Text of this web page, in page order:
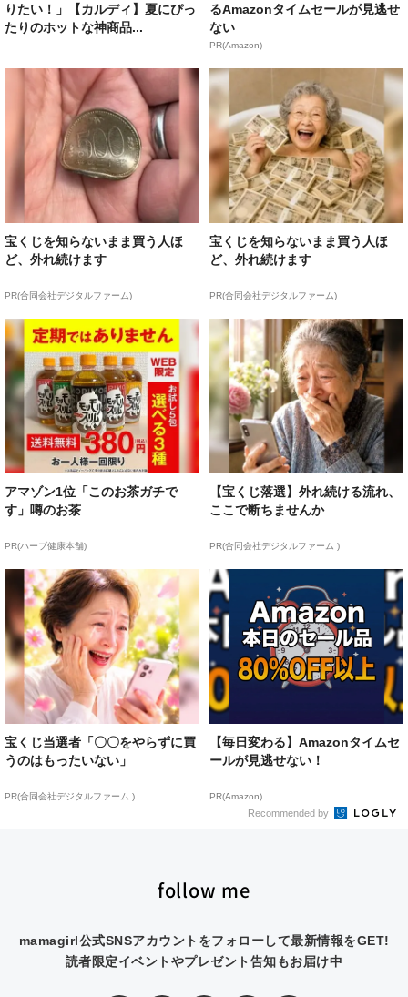
りたい！」【カルディ】夏にぴっ
たりのホットな神商品...
るAmazonタイムセールが見逃せ
ない
PR(Amazon)
宝くじを知らないまま買う人ほ
ど、外れ続けます
PR(合同会社デジタルファーム)
宝くじを知らないまま買う人ほ
ど、外れ続けます
PR(合同会社デジタルファーム)
アマゾン1位「このお茶ガチで
す」噂のお茶
PR(ハーブ健康本舗)
【宝くじ落選】外れ続ける流れ、
ここで断ちませんか
PR(合同会社デジタルファーム )
宝くじ当選者「〇〇をやらずに買
うのはもったいない」
PR(合同会社デジタルファーム )
【毎日変わる】Amazonタイムセ
ールが見逃せない！
PR(Amazon)
Recommended by
follow me
mamagirl公式SNSアカウントをフォローして最新情報をGET!
読者限定イベントやプレゼント告知もお届け中